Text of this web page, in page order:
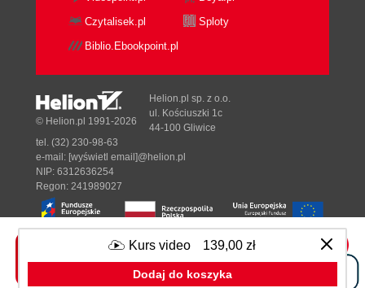
Kurs video 139,00 zł
Dodaj do koszyka
Czytalisek.pl
Sploty
Biblio.Ebookpoint.pl
Designed with ♥ byTonik.pl
© Helion.pl 1991-2026
Helion.pl sp. z o.o.
ul. Kościuszki 1c
44-100 Gliwice
tel. (32) 230-98-63
e-mail: [wyświetl email]@helion.pl
NIP: 6312636254
Regon: 241989027